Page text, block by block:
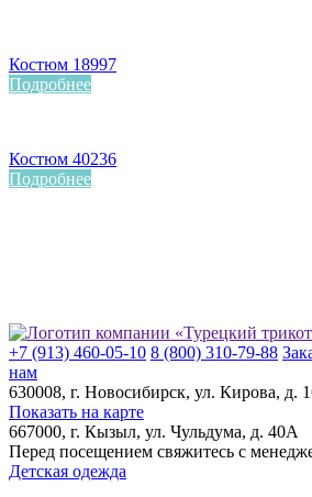
Костюм 18997
Подробнее
Костюм 40236
Подробнее
+7 (913) 460-05-10 8 (800) 310-79-88
нам
630008, г. Новосибирск, ул. Кирова, д.
Показать на карте
667000, г. Кызыл, ул. Чульдума, д. 40А
Перед посещением свяжитесь с
Детская одежда